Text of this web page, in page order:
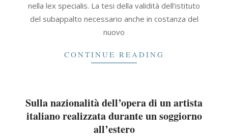
nella lex specialis. La tesi della validità dell’istituto
del subappalto necessario anche in costanza del
nuovo
CONTINUE READING
Sulla nazionalità dell’opera di un artista
italiano realizzata durante un soggiorno
all’estero